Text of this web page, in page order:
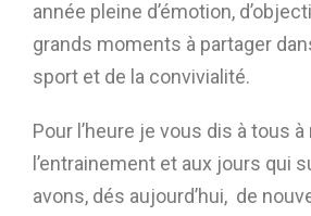
année pleine d’émotion,
grands moments à partager
sport et de la convivialité.
Pour l’heure je vous dis à tous
l’entrainement et aux jours qui
avons, dés aujourd’hui, de